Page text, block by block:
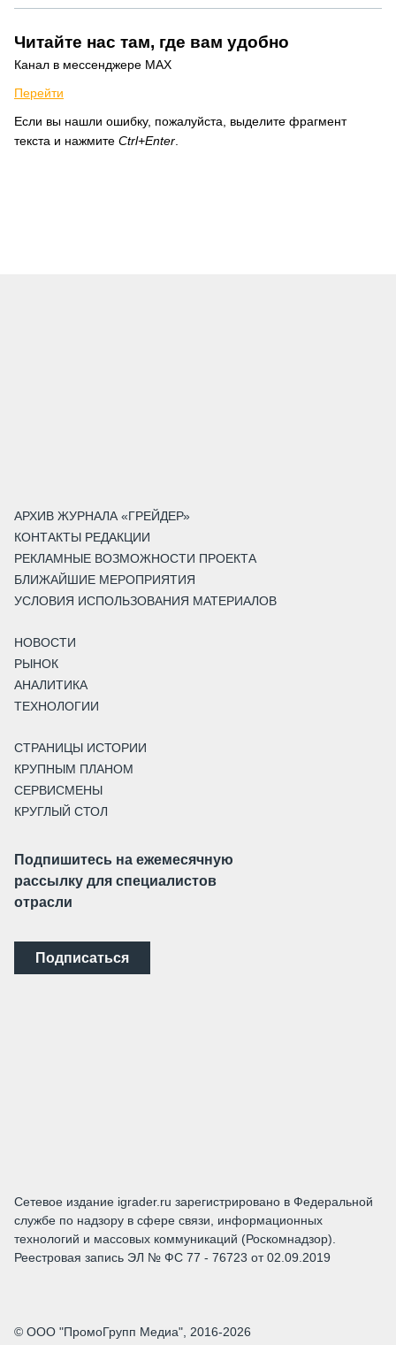
Читайте нас там, где вам удобно
Канал в мессенджере MAX
Перейти
Если вы нашли ошибку, пожалуйста, выделите фрагмент
текста и нажмите Ctrl+Enter
АРХИВ ЖУРНАЛА «ГРЕЙДЕР»
КОНТАКТЫ РЕДАКЦИИ
РЕКЛАМНЫЕ ВОЗМОЖНОСТИ ПРОЕКТА
БЛИЖАЙШИЕ МЕРОПРИЯТИЯ
УСЛОВИЯ ИСПОЛЬЗОВАНИЯ МАТЕРИАЛОВ
НОВОСТИ
РЫНОК
АНАЛИТИКА
ТЕХНОЛОГИИ
СТРАНИЦЫ ИСТОРИИ
КРУПНЫМ ПЛАНОМ
СЕРВИСМЕНЫ
КРУГЛЫЙ СТОЛ
Подпишитесь на ежемесячную
рассылку для специалистов
отрасли
Подписаться
Сетевое издание igrader.ru зарегистрировано в Федеральной
службе по надзору в сфере связи, информационных
технологий и массовых коммуникаций (Роскомнадзор).
Реестровая запись ЭЛ № ФС 77 - 76723 от 02.09.2019
© ООО "ПромоГрупп Медиа", 2016-2026